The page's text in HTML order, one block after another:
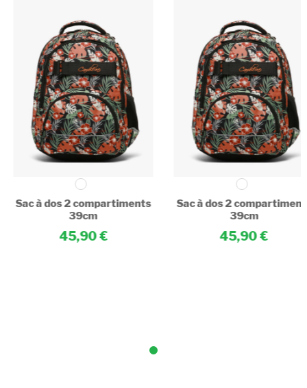
Sac à dos 2 compartiments
39cm
45,90
Sac à dos 2
39cm
45,90